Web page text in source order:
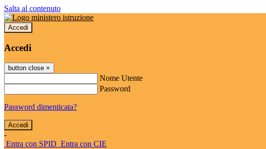
Salta al contenuto
Accedi
Accedi
button close ×
Nome Utente
Password
Password dimenticata?
-
Entra con SPID Entra con CIE